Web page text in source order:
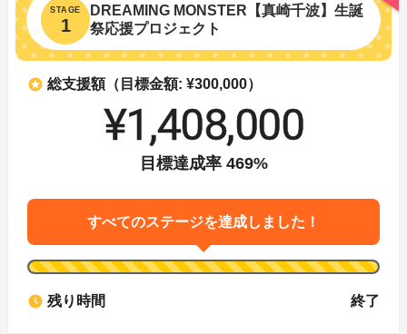
STAGE
1
DREAMING MONSTER【真崎千波】生誕
祭応援プロジェクト
stars 総支援額（目標金額: ¥300,000）
¥1,408,000
目標達成率 469%
すべてのステージを達成しました！
watch_later 残り時間 終了